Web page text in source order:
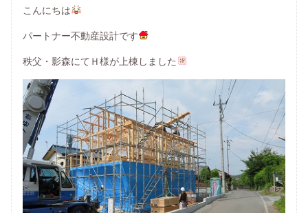
こんにちは
パートナー不動産設計です
秩父・影森にてＨ様が上棟しました